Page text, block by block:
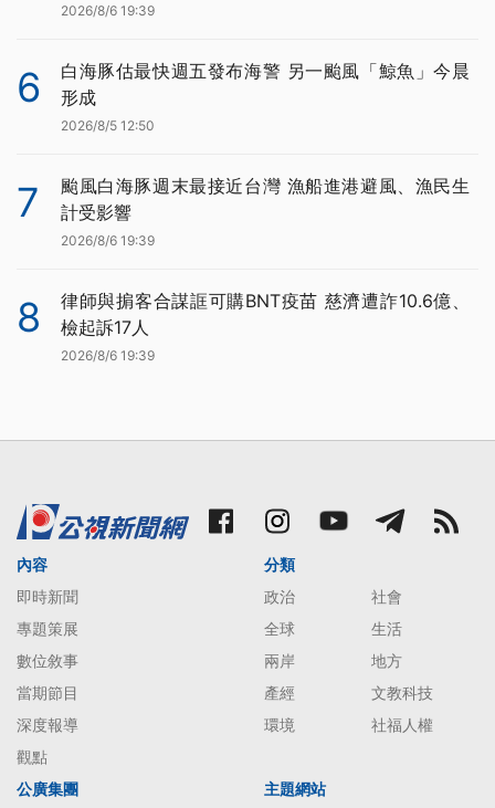
2026/8/6 19:39
6
白海豚估最快週五發布海警 另一颱風「鯨魚」今晨
形成
2026/8/5 12:50
7
颱風白海豚週末最接近台灣 漁船進港避風、漁民生
計受影響
2026/8/6 19:39
8
律師與掮客合謀誆可購BNT疫苗 慈濟遭詐10.6億、
檢起訴17人
2026/8/6 19:39
內容
即時新聞
專題策展
數位敘事
當期節目
深度報導
觀點
分類
政治
社會
全球
生活
兩岸
地方
產經
文教科技
環境
社福人權
公廣集團 主題網站